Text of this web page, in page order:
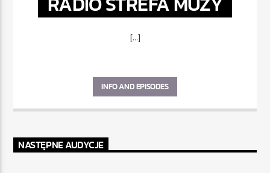
[...]
INFO AND EPISODES
NASTĘPNE AUDYCJE